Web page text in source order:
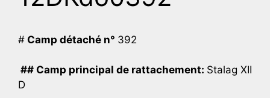
# Camp détaché n° 392
## Camp principal de rattachement: Stalag XII
D